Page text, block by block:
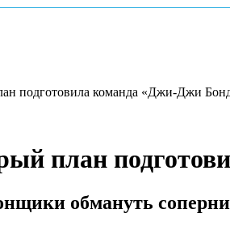
подготовила команда «Джи-Джи
план
обмануть